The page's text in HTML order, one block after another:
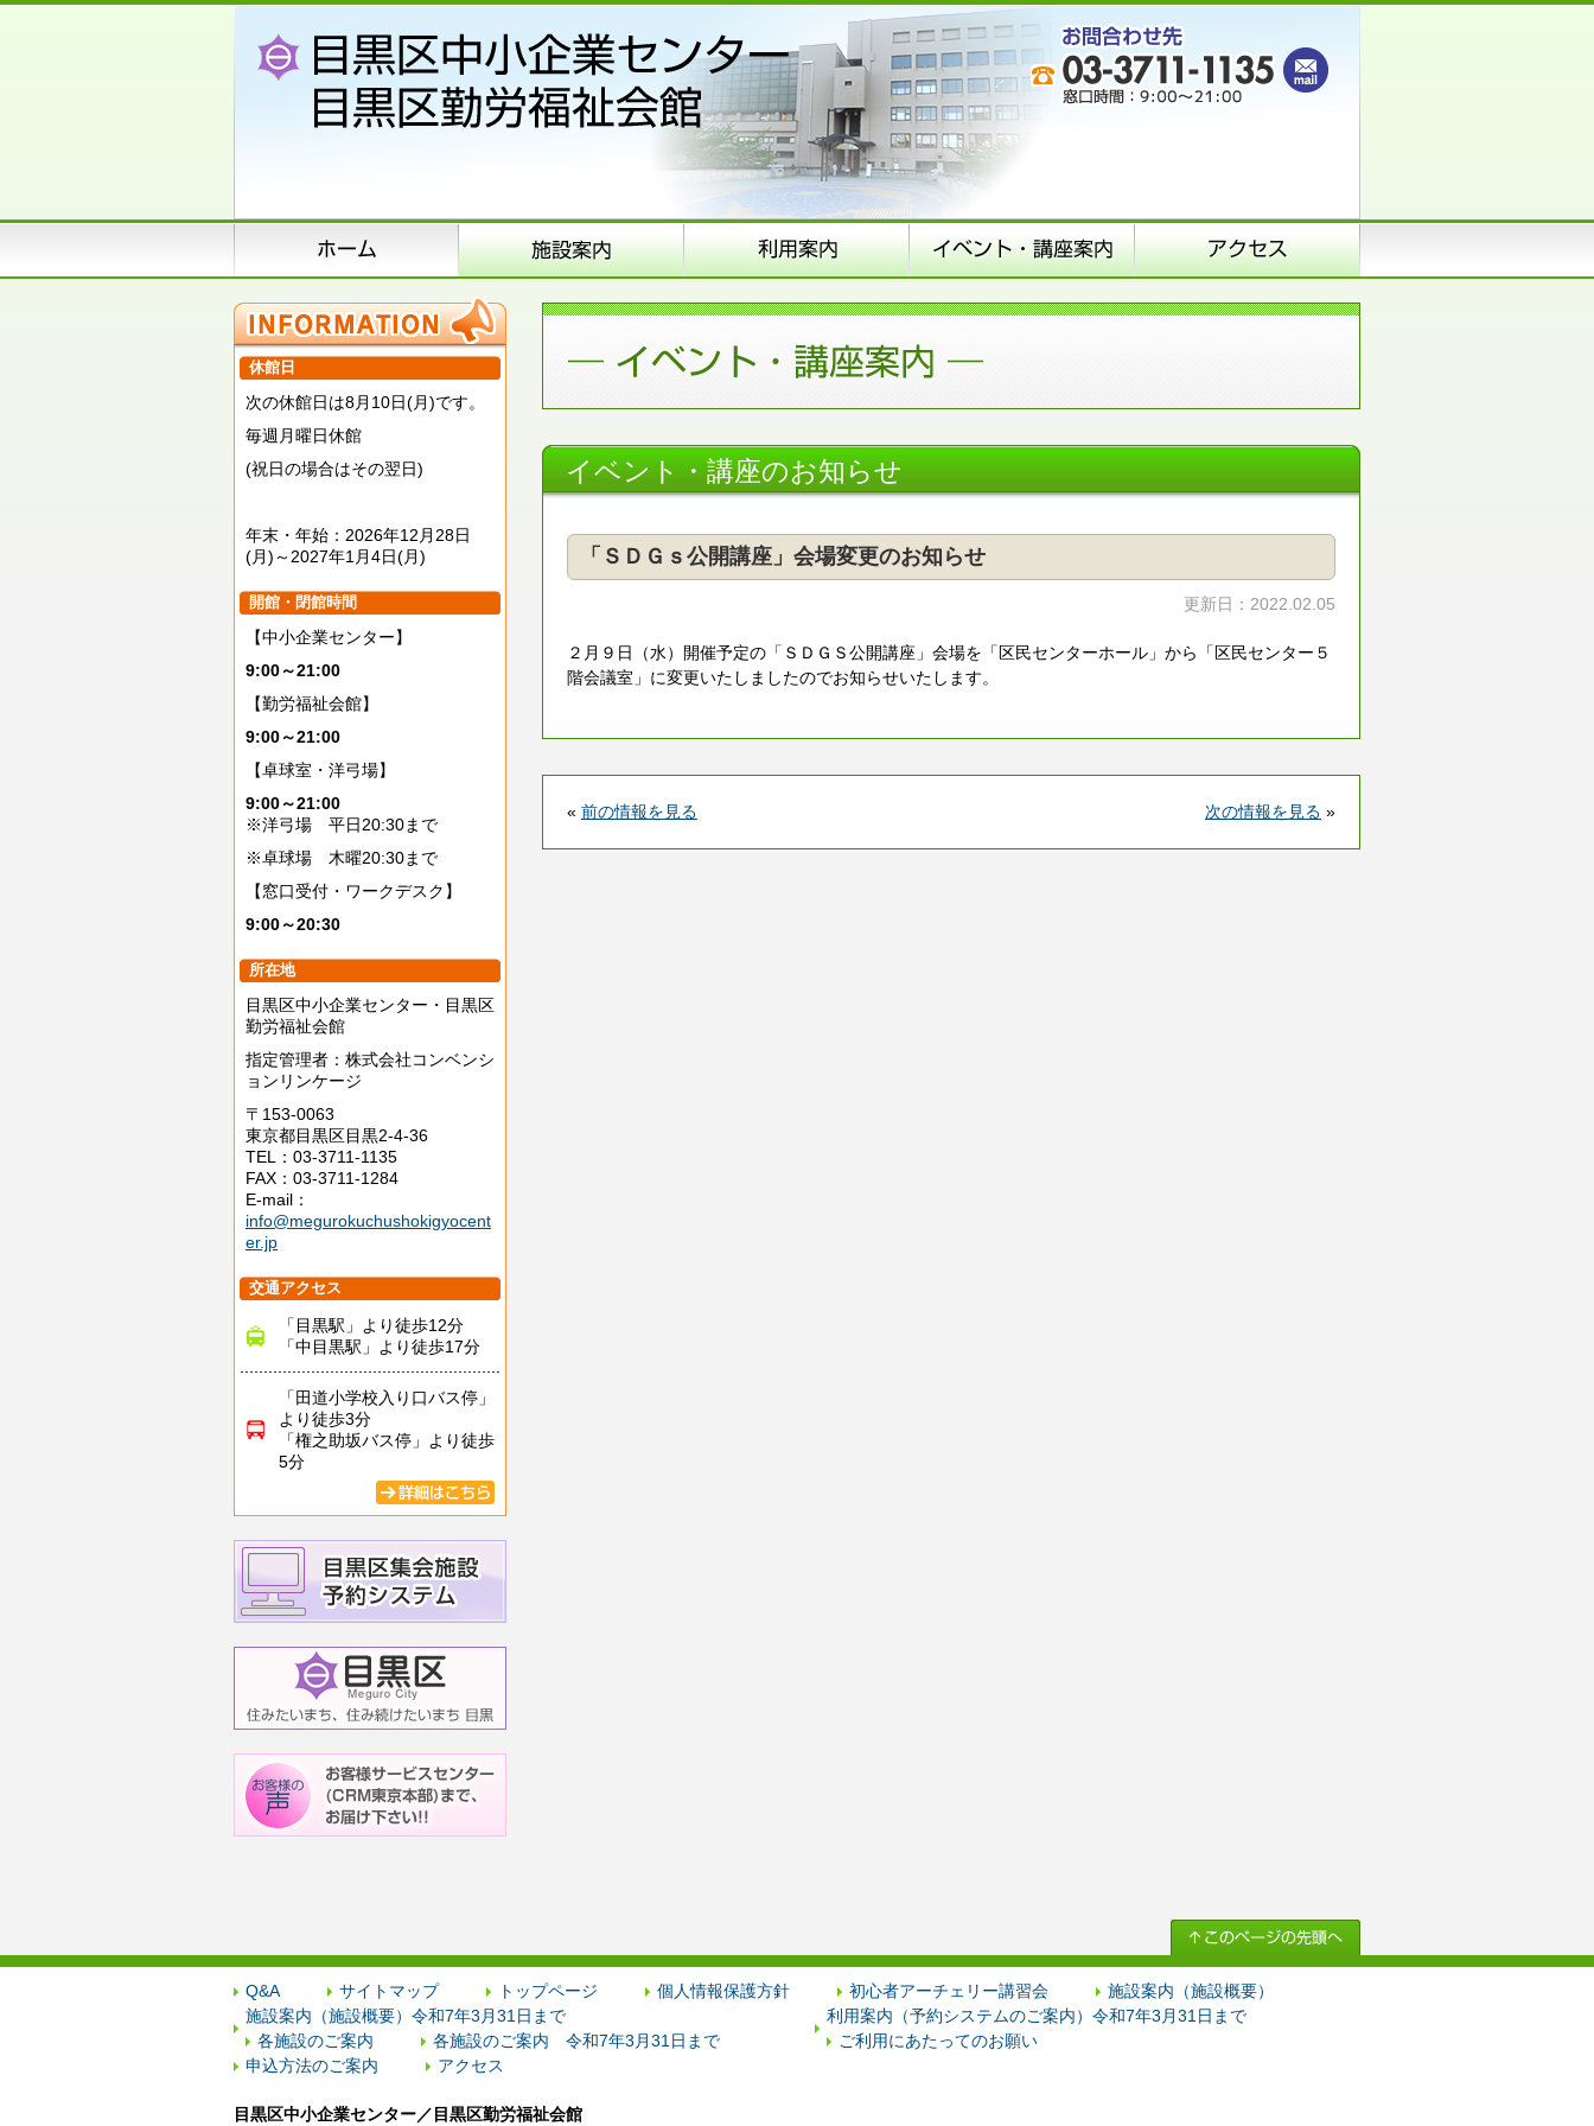
休館日
次の休館日は8月10日(月)です。
毎週月曜日休館
(祝日の場合はその翌日)
年末・年始：2026年12月28日
(月)～2027年1月4日(月)
開館・閉館時間
【中小企業センター】
9:00～21:00
【勤労福祉会館】
9:00～21:00
【卓球室・洋弓場】
9:00～21:00
※洋弓場 平日20:30まで
※卓球場 木曜20:30まで
【窓口受付・ワークデスク】
9:00～20:30
所在地
目黒区中小企業センター・目黒区
勤労福祉会館
指定管理者：株式会社コンベンシ
ョンリンケージ
〒153-0063
東京都目黒区目黒2-4-36
TEL：03-3711-1135
FAX：03-3711-1284
E-mail：
info@megurokuchushokigyocent
er.jp
交通アクセス
「目黒駅」より徒歩12分
「中目黒駅」より徒歩17分
「田道小学校入り口バス停」
より徒歩3分
「権之助坂バス停」より徒歩
5分
イベント・講座のお知らせ
「ＳＤＧｓ公開講座」会場変更のお知らせ
更新日：2022.02.05
２月９日（水）開催予定の「ＳＤＧＳ公開講座」会場を「区民センターホール」から「区民センター５
階会議室」に変更いたしましたのでお知らせいたします。
« 前の情報を見る 次の情報を見る »
Q&A サイトマップ トップページ 個人情報保護方針 初心者アーチェリー講習会
施設案内（施設概要）
施設案内（施設概要）令和7年3月31日まで
各施設のご案内
各施設のご案内 令和7年3月31日まで
利用案内（予約システムのご案内）令和7年3月31日まで
ご利用にあたってのお願い
申込方法のご案内
アクセス
目黒区中小企業センター／目黒区勤労福祉会館